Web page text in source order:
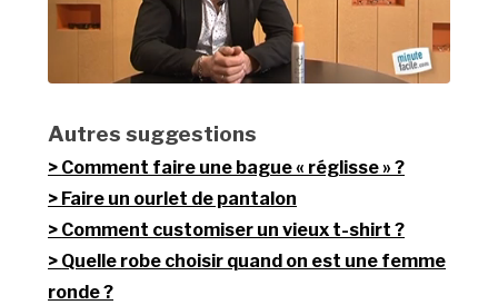
Autres suggestions
Comment faire une bague « réglisse » ?
Faire un ourlet de pantalon
Comment customiser un vieux t-shirt ?
Quelle robe choisir quand on est une femme
ronde ?